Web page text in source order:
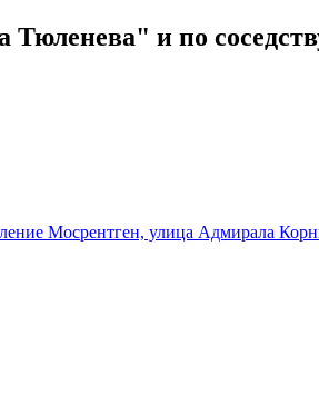
Тюленева" и по
Мосрентген, улица Адмирала